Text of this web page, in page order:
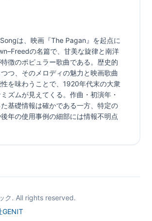
は、映画『The Pagan』を起点に
の名篇で、甘美な旋律と南洋
徴のポピュラー歌曲である。歴史的
つ、そのメロディの魅力と映画歌曲
を味わうことで、1920年代末の大衆
ズムが見えてくる。作曲・初演年・
基礎情報は確かである一方、特定の
年の使用事例の細部には情報不明点
ク. All rights reserved.
GENIT